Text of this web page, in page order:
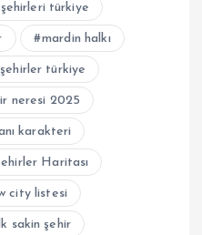
türkiye
mardin halkı
türkiye
neresi 2025
karakteri
Haritası
city listesi
sakin şehir